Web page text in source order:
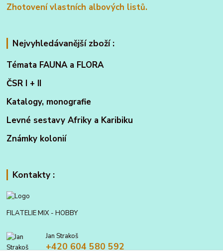
Zhotovení vlastních albových listů.
Nejvyhledávanější zboží :
Témata FAUNA a FLORA
ČSR I + II
Katalogy, monografie
Levné sestavy Afriky a Karibiku
Známky kolonií
Kontakty :
FILATELIE MIX - HOBBY
Jan Strakoš
+420 604 580 592